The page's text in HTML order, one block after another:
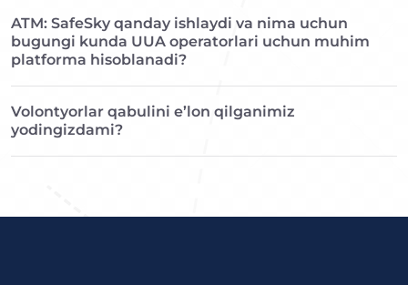
ATM: SafeSky qanday ishlaydi va nima uchun
bugungi kunda UUA operatorlari uchun muhim
platforma hisoblanadi?
Volontyorlar qabulini e’lon qilganimiz
yodingizdami?